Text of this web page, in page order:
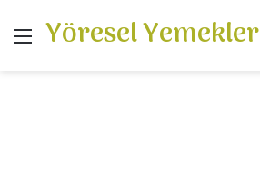
Menü
Yöresel Yemekler